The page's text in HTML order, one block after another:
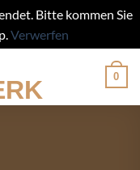
Bitte kommen Sie
Verwerfen
0